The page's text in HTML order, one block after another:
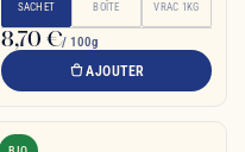
SACHET BOÎTE VRAC 1KG
8,70 €/ 100g
AJOUTER